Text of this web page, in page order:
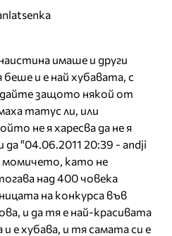
имаше и други
и е най хубавата, с
защото някой от
татус ли, или
не я харесва да не я
да "04.06.2011 20:39 - andji
момичето, като не
над 400 човека
на конкурса във
и да тя е най-красивата
е хубава, и тя самата си е